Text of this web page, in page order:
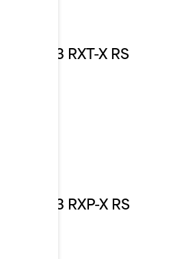
2023 RXT-X RS
2023 RXP-X RS